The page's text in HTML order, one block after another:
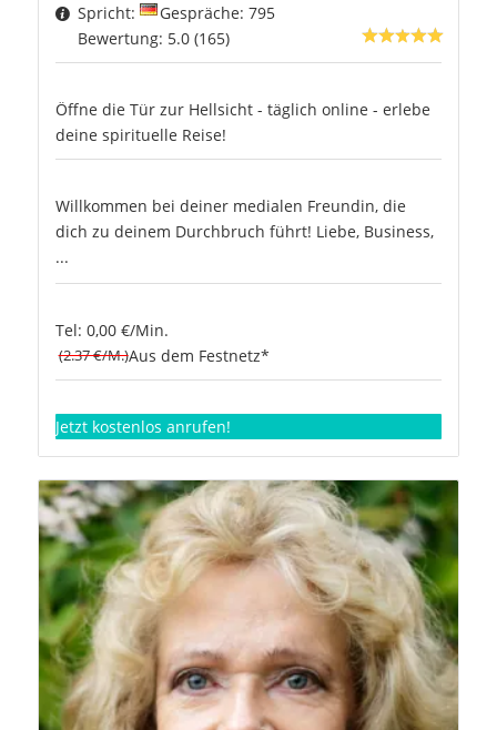
Spricht:
Gespräche: 795
Bewertung: 5.0 (165)
Öffne die Tür zur Hellsicht - täglich online - erlebe
deine spirituelle Reise!
Willkommen bei deiner medialen Freundin, die
dich zu deinem Durchbruch führt! Liebe, Business,
...
Tel: 0,00 €/Min.
(2.37 €/M.)Aus dem Festnetz*
Jetzt kostenlos anrufen!